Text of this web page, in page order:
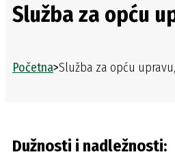
Služba za opću
Početna>Služba za opću
Dužnosti i nadležnosti: